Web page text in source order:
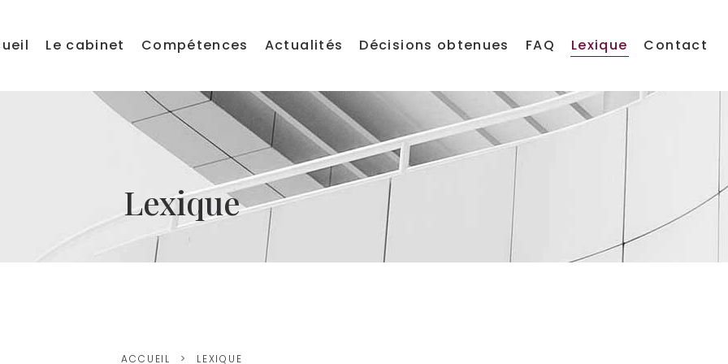
Le cabinet Compétences Actualités Décisions obtenues FAQ Lexique Contact
Lexique
ACCUEIL LEXIQUE